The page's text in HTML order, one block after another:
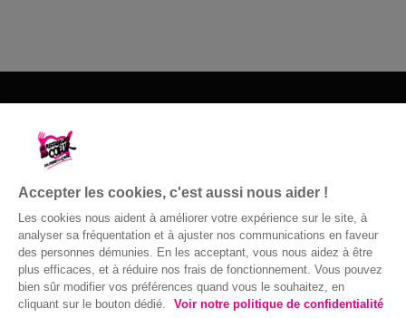
Les Restos du Cœur du 72
1 rue du Champ Fleuri
72190 Coulaines
Nous contacter
Accepter les cookies, c'est aussi nous aider !
Les cookies nous aident à améliorer votre expérience sur le site, à
analyser sa fréquentation et à ajuster nos communications en faveur
des personnes démunies. En les acceptant, vous nous aidez à être
plus efficaces, et à réduire nos frais de fonctionnement. Vous pouvez
bien sûr modifier vos préférences quand vous le souhaitez, en
cliquant sur le bouton dédié.
Voir notre politique de confidentialité